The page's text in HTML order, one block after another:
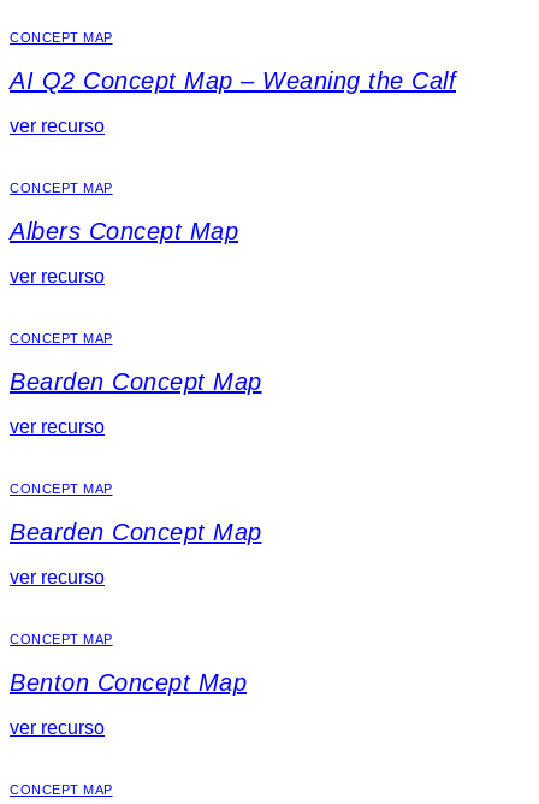
CONCEPT MAP
AI Q2 Concept Map – Weaning the Calf
ver recurso
CONCEPT MAP
Albers Concept Map
ver recurso
CONCEPT MAP
Bearden Concept Map
ver recurso
CONCEPT MAP
Bearden Concept Map
ver recurso
CONCEPT MAP
Benton Concept Map
ver recurso
CONCEPT MAP